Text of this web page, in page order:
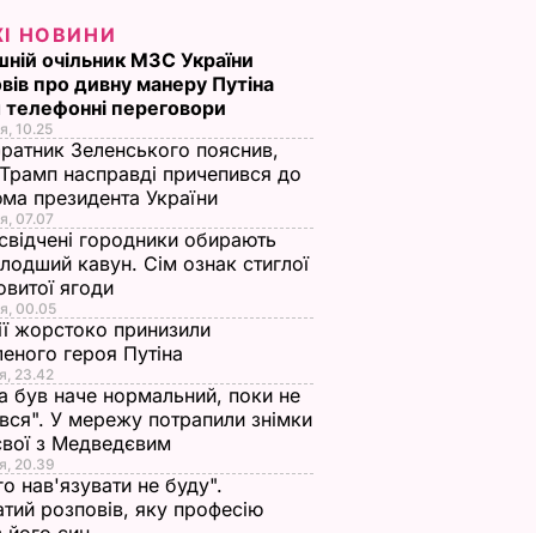
НОВИНИ
очільник МЗС України
про дивну манеру Путіна
телефонні переговори
10.25
Зеленського пояснив,
насправді причепився до
президента України
07.07
городники обирають
кавун. Сім ознак стиглої
ягоди
00.05
жорстоко принизили
героя Путіна
23.42
був наче нормальний, поки не
У мережу потрапили знімки
з Медведєвим
20.39
нав'язувати не буду".
розповів, яку професію